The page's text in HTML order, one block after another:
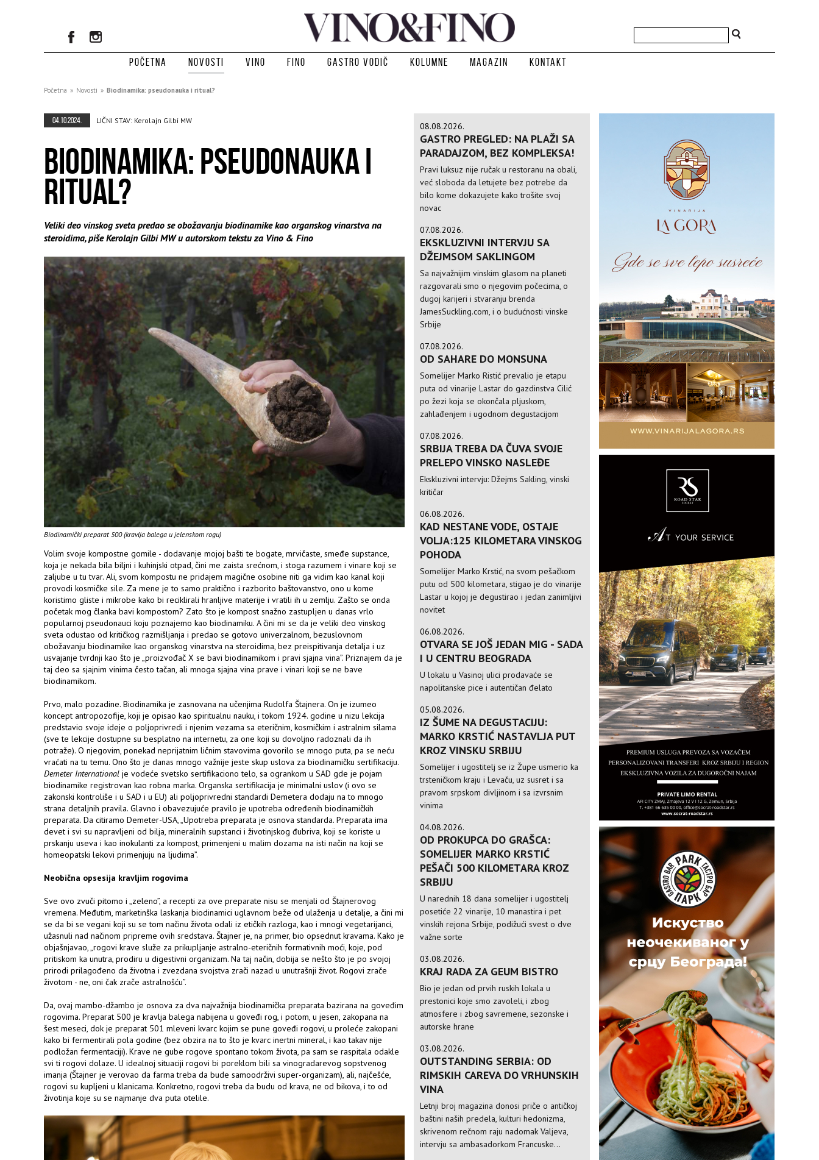
Početna Novosti Vino Fino Gastro vodič Kolumne Magazin Kontakt
Početna » Novosti » Biodinamika: pseudonauka i ritual?
04.10.2024. LIČNI STAV: Kerolajn Gilbi MW
BIODINAMIKA: PSEUDONAUKA I
RITUAL?
Veliki deo vinskog sveta predao se obožavanju biodinamike kao organskog vinarstva na
steroidima, piše Kerolajn Gilbi MW u autorskom tekstu za Vino & Fino
Biodinamički preparat 500 (kravlja balega u jelenskom rogu)
Volim svoje kompostne gomile - dodavanje mojoj bašti te bogate, mrvičaste, smeđe supstance,
koja je nekada bila biljni i kuhinjski otpad, čini me zaista srećnom, i stoga razumem i vinare koji se
zaljube u tu tvar. Ali, svom kompostu ne pridajem magične osobine niti ga vidim kao kanal koji
provodi kosmičke sile. Za mene je to samo praktično i razborito baštovanstvo, ono u kome
koristimo gliste i mikrobe kako bi reciklirali hranljive materije i vratili ih u zemlju. Zašto se onda
početak mog članka bavi kompostom? Zato što je kompost snažno zastupljen u danas vrlo
popularnoj pseudonauci koju poznajemo kao biodinamiku. A čini mi se da je veliki deo vinskog
sveta odustao od kritičkog razmišljanja i predao se gotovo univerzalnom, bezuslovnom
obožavanju biodinamike kao organskog vinarstva na steroidima, bez preispitivanja detalja i uz
usvajanje tvrdnji kao što je „proizvođač X se bavi biodinamikom i pravi sjajna vina”. Priznajem da je
taj deo sa sjajnim vinima često tačan, ali mnoga sjajna vina prave i vinari koji se ne bave
biodinamikom.
Prvo, malo pozadine. Biodinamika je zasnovana na učenjima Rudolfa Štajnera. On je izumeo
koncept antropozofije, koji je opisao kao spiritualnu nauku, i tokom 1924. godine u nizu lekcija
predstavio svoje ideje o poljoprivredi i njenim vezama sa eteričnim, kosmičkim i astralnim silama
(sve te lekcije dostupne su besplatno na internetu, za one koji su dovoljno radoznali da ih
potraže). O njegovim, ponekad neprijatnim ličnim stavovima govorilo se mnogo puta, pa se neću
vraćati na tu temu. Ono što je danas mnogo važnije jeste skup uslova za biodinamičku sertifikaciju.
Demeter International je vodeće svetsko sertifikaciono telo, sa ogrankom u SAD gde je pojam
biodinamike registrovan kao robna marka. Organska sertifikacija je minimalni uslov (i ovo se
zakonski kontroliše i u SAD i u EU) ali poljoprivredni standardi Demetera dodaju na to mnogo
strana detaljnih pravila. Glavno i obavezujuće pravilo je upotreba određenih biodinamičkih
preparata. Da citiramo Demeter-USA, „Upotreba preparata je osnova standarda. Preparata ima
devet i svi su napravljeni od bilja, mineralnih supstanci i životinjskog đubriva, koji se koriste u
prskanju useva i kao inokulanti za kompost, primenjeni u malim dozama na isti način na koji se
homeopatski lekovi primenjuju na ljudima”.
Neobična opsesija kravljim rogovima
Sve ovo zvuči pitomo i „zeleno”, a recepti za ove preparate nisu se menjali od Štajnerovog
vremena. Međutim, marketinška laskanja biodinamici uglavnom beže od ulaženja u detalje, a čini mi
se da bi se vegani koji su se tom načinu života odali iz etičkih razloga, kao i mnogi vegetarijanci,
užasnuli nad načinom pripreme ovih sredstava. Štajner je, na primer, bio opsednut kravama. Kako je
objašnjavao, „rogovi krave služe za prikupljanje astralno-eteričnih formativnih moći, koje, pod
pritiskom ka unutra, prodiru u digestivni organizam. Na taj način, dobija se nešto što je po svojoj
prirodi prilagođeno da životna i zvezdana svojstva zrači nazad u unutrašnji život. Rogovi zrače
životom - ne, oni čak zrače astralnošću”.
Da, ovaj mambo-džambo je osnova za dva najvažnija biodinamička preparata bazirana na goveđim
rogovima. Preparat 500 je kravlja balega nabijena u goveđi rog, i potom, u jesen, zakopana na
šest meseci, dok je preparat 501 mleveni kvarc kojim se pune goveđi rogovi, u proleće zakopani
kako bi fermentirali pola godine (bez obzira na to što je kvarc inertni mineral, i kao takav nije
podložan fermentaciji). Krave ne gube rogove spontano tokom života, pa sam se raspitala odakle
svi ti rogovi dolaze. U idealnoj situaciji rogovi bi poreklom bili sa vinogradarevog sopstvenog
imanja (Štajner je verovao da farma treba da bude samoodrživi super-organizam), ali, najčešće,
rogovi su kupljeni u klanicama. Konkretno, rogovi treba da budu od krava, ne od bikova, i to od
životinja koje su se najmanje dva puta otelile.
08.08.2026.
GASTRO PREGLED: NA PLAŽI SA
PARADAJZOM, BEZ KOMPLEKSA!
Pravi luksuz nije ručak u restoranu na obali,
već sloboda da letujete bez potrebe da
bilo kome dokazujete kako trošite svoj
novac
07.08.2026.
EKSKLUZIVNI INTERVJU SA
DŽEJMSOM SAKLINGOM
Sa najvažnijim vinskim glasom na planeti
razgovarali smo o njegovim počecima, o
dugoj karijeri i stvaranju brenda
JamesSuckling.com, i o budućnosti vinske
Srbije
07.08.2026.
OD SAHARE DO MONSUNA
Somelijer Marko Ristić prevalio je etapu
puta od vinarije Lastar do gazdinstva Cilić
po žezi koja se okončala pljuskom,
zahlađenjem i ugodnom degustacijom
07.08.2026.
SRBIJA TREBA DA ČUVA SVOJE
PRELEPO VINSKO NASLEĐE
Ekskluzivni intervju: Džejms Sakling, vinski
kritičar
06.08.2026.
KAD NESTANE VODE, OSTAJE
VOLJA:125 KILOMETARA VINSKOG
POHODA
Somelijer Marko Krstić, na svom pešačkom
putu od 500 kilometara, stigao je do vinarije
Lastar u kojoj je degustirao i jedan zanimljivi
novitet
06.08.2026.
OTVARA SE JOŠ JEDAN MIG - SADA
I U CENTRU BEOGRADA
U lokalu u Vasinoj ulici prodavaće se
napolitanske pice i autentičan đelato
05.08.2026.
IZ ŠUME NA DEGUSTACIJU:
MARKO KRSTIĆ NASTAVLJA PUT
KROZ VINSKU SRBIJU
Somelijer i ugostitelj se iz Župe usmerio ka
trsteničkom kraju i Levaču, uz susret i sa
pravom srpskom divljinom i sa izvrsnim
vinima
04.08.2026.
OD PROKUPCA DO GRAŠCA:
SOMELIJER MARKO KRSTIĆ
PEŠAČI 500 KILOMETARA KROZ
SRBIJU
U narednih 18 dana somelijer i ugostitelj
posetiće 22 vinarije, 10 manastira i pet
vinskih rejona Srbije, podižući svest o dve
važne sorte
03.08.2026.
KRAJ RADA ZA GEUM BISTRO
Bio je jedan od prvih ruskih lokala u
prestonici koje smo zavoleli, i zbog
atmosfere i zbog savremene, sezonske i
autorske hrane
03.08.2026.
OUTSTANDING SERBIA: OD
RIMSKIH CAREVA DO VRHUNSKIH
VINA
Letnji broj magazina donosi priče o antičkoj
baštini naših predela, kulturi hedonizma,
skrivenom rečnom raju nadomak Valjeva,
intervju sa ambasadorkom Francuske...